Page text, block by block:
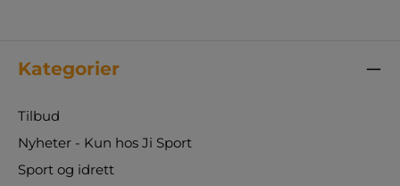
Kategorier
Tilbud
Nyheter - Kun hos Ji Sport
Sport og idrett